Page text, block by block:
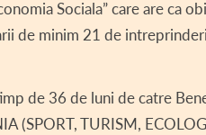
COMITET LOCAL
PROIECT – COD
Sociala” care are ca
de minim 21 de
de 36 de luni de catre
(SPORT, TURISM,